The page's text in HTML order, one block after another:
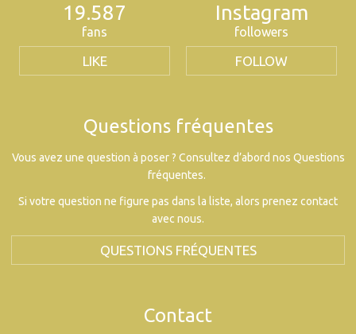
19.587
fans
LIKE
Instagram
followers
FOLLOW
Questions fréquentes
Vous avez une question à poser ? Consultez d’abord nos Questions
fréquentes.
Si votre question ne figure pas dans la liste, alors prenez contact
avec nous.
QUESTIONS FRÉQUENTES
Contact